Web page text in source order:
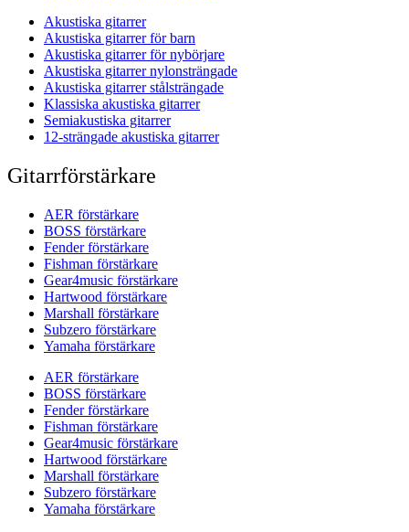
Akustiska gitarrer
Akustiska gitarrer för barn
Akustiska gitarrer för nybörjare
Akustiska gitarrer nylonsträngade
Akustiska gitarrer stålsträngade
Klassiska akustiska gitarrer
Semiakustiska gitarrer
12-strängade akustiska gitarrer
Gitarrförstärkare
AER förstärkare
BOSS förstärkare
Fender förstärkare
Fishman förstärkare
Gear4music förstärkare
Hartwood förstärkare
Marshall förstärkare
Subzero förstärkare
Yamaha förstärkare
AER förstärkare
BOSS förstärkare
Fender förstärkare
Fishman förstärkare
Gear4music förstärkare
Hartwood förstärkare
Marshall förstärkare
Subzero förstärkare
Yamaha förstärkare